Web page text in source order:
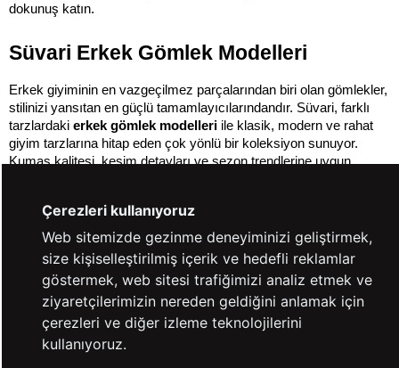
dokunuş katın.
Süvari Erkek Gömlek Modelleri
Erkek giyiminin en vazgeçilmez parçalarından biri olan gömlekler,
stilinizi yansıtan en güçlü tamamlayıcılarındandır. Süvari, farklı
tarzlardaki erkek gömlek modelleri ile klasik, modern ve rahat
giyim tarzlarına hitap eden çok yönlü bir koleksiyon sunuyor.
Kumaş kalitesi, kesim detayları ve sezon trendlerine uygun
Koleksiyon içerisinde uzun kollu klasik modellerden, yaz aylarına
uygun kısa kollu seçeneklere; slim fit kalıplardan zamansız beyaz
gömleklere kadar geniş bir yelpaze yer alıyor. Süvari erkek
gömlek modelleri, hem konfor hem şıklık arayan erkekler için her
mevsime ve her ortama uygun alternatifler sunuyor.
Klasik ve Modern Uzun Kollu Erkek Gömlekleri
Çerezleri kullanıyoruz
Web sitemizde gezinme deneyiminizi geliştirmek,
size kişiselleştirilmiş içerik ve hedefli reklamlar
göstermek, web sitesi trafiğimizi analiz etmek ve
ziyaretçilerimizin nereden geldiğini anlamak için
çerezleri ve diğer izleme teknolojilerini
kullanıyoruz.